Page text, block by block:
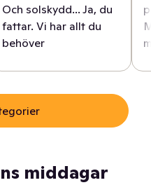
Och solskydd... Ja, du
fattar. Vi har allt du
behöver
middagar